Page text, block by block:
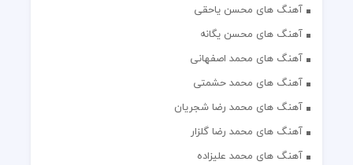
آهنگ های محسن یاحقی
آهنگ های محسن یگانه
آهنگ های محمد اصفهانی
آهنگ های محمد حشمتی
آهنگ های محمد رضا شجریان
آهنگ های محمد رضا گلزار
آهنگ های محمد علیزاده